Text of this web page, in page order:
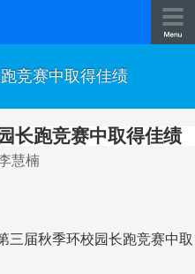
竞赛中取得佳绩
长跑竞赛中取得佳绩
慧楠
三届秋季环校园长跑竞赛中取